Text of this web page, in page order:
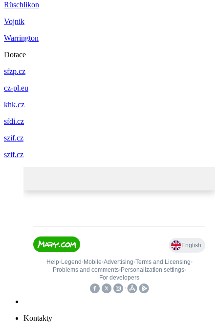
Rüschlikon
Vojnik
Warrington
Dotace
sfzp.cz
cz-pl.eu
khk.cz
sfdi.cz
szif.cz
szif.cz
Kontakty